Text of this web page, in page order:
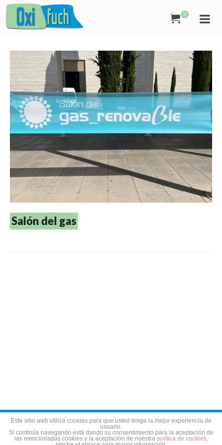
0
Salón del gas
Aviso legal Política de privacidad Política de cookies
Este sitio web utiliza cookies para que usted tenga la mejor experiencia de
usuario.
Si continúa navegando está dando su consentimiento para la aceptación de
las mencionadas cookies y la aceptación de nuestra política de cookies,